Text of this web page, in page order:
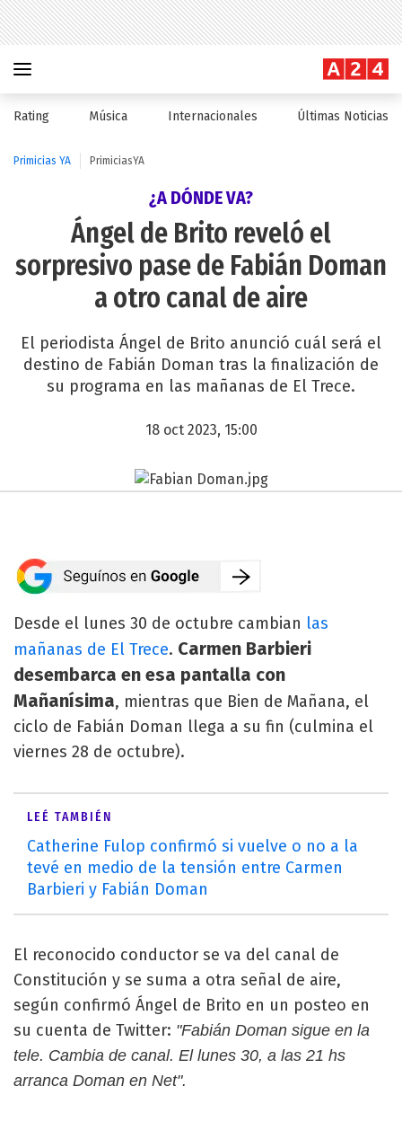
Rating Música Internacionales Últimas Noticias
Primicias YA PrimiciasYA
¿A DÓNDE VA?
Ángel de Brito reveló el
sorpresivo pase de Fabián Doman
a otro canal de aire
El periodista Ángel de Brito anunció cuál será el
destino de Fabián Doman tras la finalización de
su programa en las mañanas de El Trece.
18 oct 2023, 15:00
Desde el lunes 30 de octubre cambian las
mañanas de El Trece. Carmen Barbieri
desembarca en esa pantalla con
Mañanísima, mientras que Bien de Mañana, el
ciclo de Fabián Doman llega a su fin (culmina el
viernes 28 de octubre).
LEÉ TAMBIÉN
Catherine Fulop confirmó si vuelve o no a la
tevé en medio de la tensión entre Carmen
Barbieri y Fabián Doman
El reconocido conductor se va del canal de
Constitución y se suma a otra señal de aire,
según confirmó Ángel de Brito en un posteo en
su cuenta de Twitter: "Fabián Doman sigue en la
tele. Cambia de canal. El lunes 30, a las 21 hs
arranca Doman en Net".